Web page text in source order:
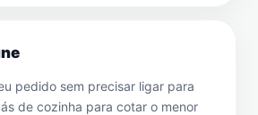
pedido sem precisar ligar para
de cozinha para cotar o menor